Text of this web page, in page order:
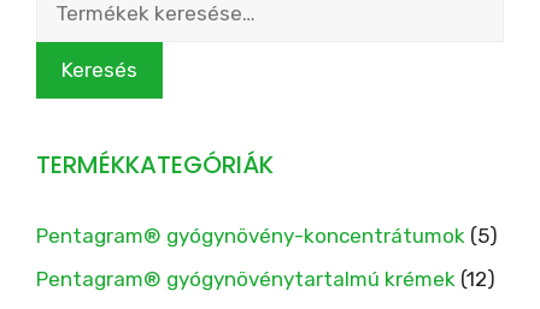
következőre:
Keresés
TERMÉKKATEGÓRIÁK
Pentagram® gyógynövény-koncentrátumok (5)
Pentagram® gyógynövénytartalmú krémek (12)